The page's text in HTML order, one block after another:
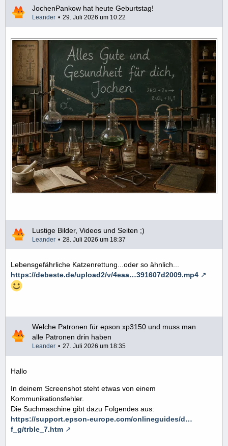
JochenPankow hat heute Geburtstag!
Leander 29. Juli 2026 um 10:22
Lustige Bilder, Videos und Seiten ;)
Leander 28. Juli 2026 um 18:37
Lebensgefährliche Katzenrettung...oder so ähnlich...
https://debeste.de/upload2/v/4eaa…391607d2009.mp4
Welche Patronen für epson xp3150 und muss man
alle Patronen drin haben
Leander 27. Juli 2026 um 18:35
Hallo
In deinem Screenshot steht etwas von einem
Kommunikationsfehler.
Die Suchmaschine gibt dazu Folgendes aus:
https://support.epson-europe.com/onlineguides/d…
f_g/trble_7.htm